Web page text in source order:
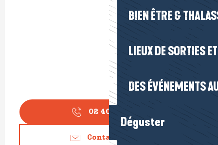
BIEN ÊTRE &
LIEUX DE SORTIES
DES ÉVÉNEMENTS
Déguster
02 40 23 02
Contactez-nous